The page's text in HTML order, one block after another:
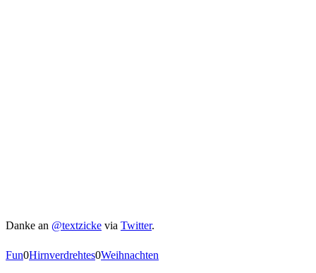
Danke an @textzicke via Twitter.
Fun0Hirnverdrehtes0Weihnachten